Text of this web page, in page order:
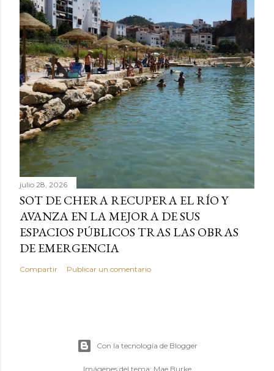
julio 28, 2026
SOT DE CHERA RECUPERA EL RÍO Y
AVANZA EN LA MEJORA DE SUS
ESPACIOS PÚBLICOS TRAS LAS OBRAS
DE EMERGENCIA
Compartir Publicar un comentario
Con la tecnología de Blogger
Imágenes del tema: Mae Burke